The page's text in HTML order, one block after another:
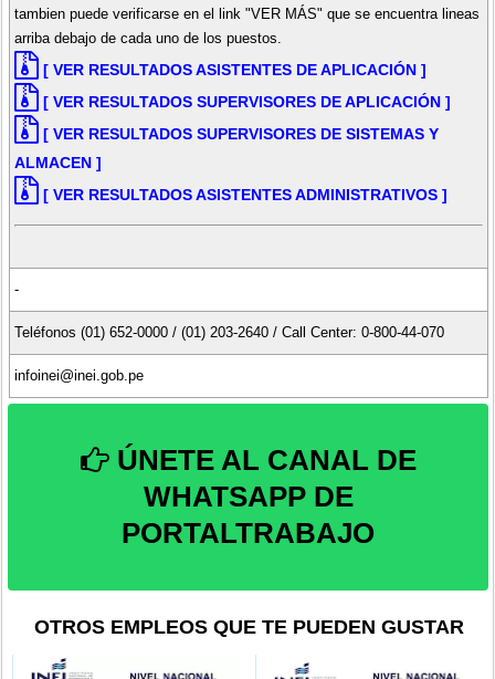
tambien puede verificarse en el link "VER MÁS" que se encuentra lineas
arriba debajo de cada uno de los puestos.
[ VER RESULTADOS ASISTENTES DE APLICACIÓN ]
[ VER RESULTADOS SUPERVISORES DE APLICACIÓN ]
[ VER RESULTADOS SUPERVISORES DE SISTEMAS Y
ALMACEN ]
[ VER RESULTADOS ASISTENTES ADMINISTRATIVOS ]
-
Teléfonos (01) 652-0000 / (01) 203-2640 / Call Center: 0-800-44-070
infoinei@inei.gob.pe
ÚNETE AL CANAL DE
WHATSAPP DE
PORTALTRABAJO
OTROS EMPLEOS QUE TE PUEDEN GUSTAR